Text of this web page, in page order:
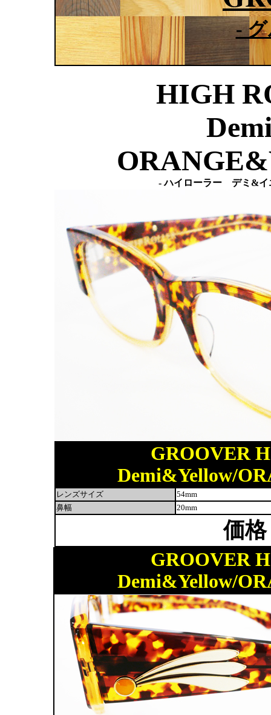
-
HIGH
- ハイローラー デミ&イ
GROOVER
Demi&Yellow/
レンズサイズ
54mm
鼻幅
20mm
価格
GROOVER
Demi&Yellow/